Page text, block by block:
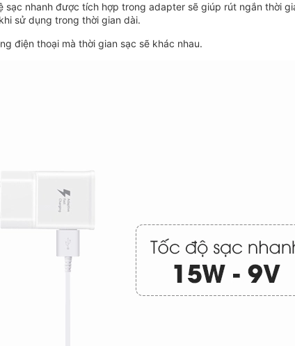
sạc nhanh được tích hợp trong adapter sẽ giúp rút ngắn thời
sử dụng trong thời gian dài.
điện thoại mà thời gian sạc sẽ khác nhau.